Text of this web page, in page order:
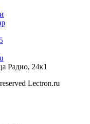
Радио, 24к1
Lectron.ru